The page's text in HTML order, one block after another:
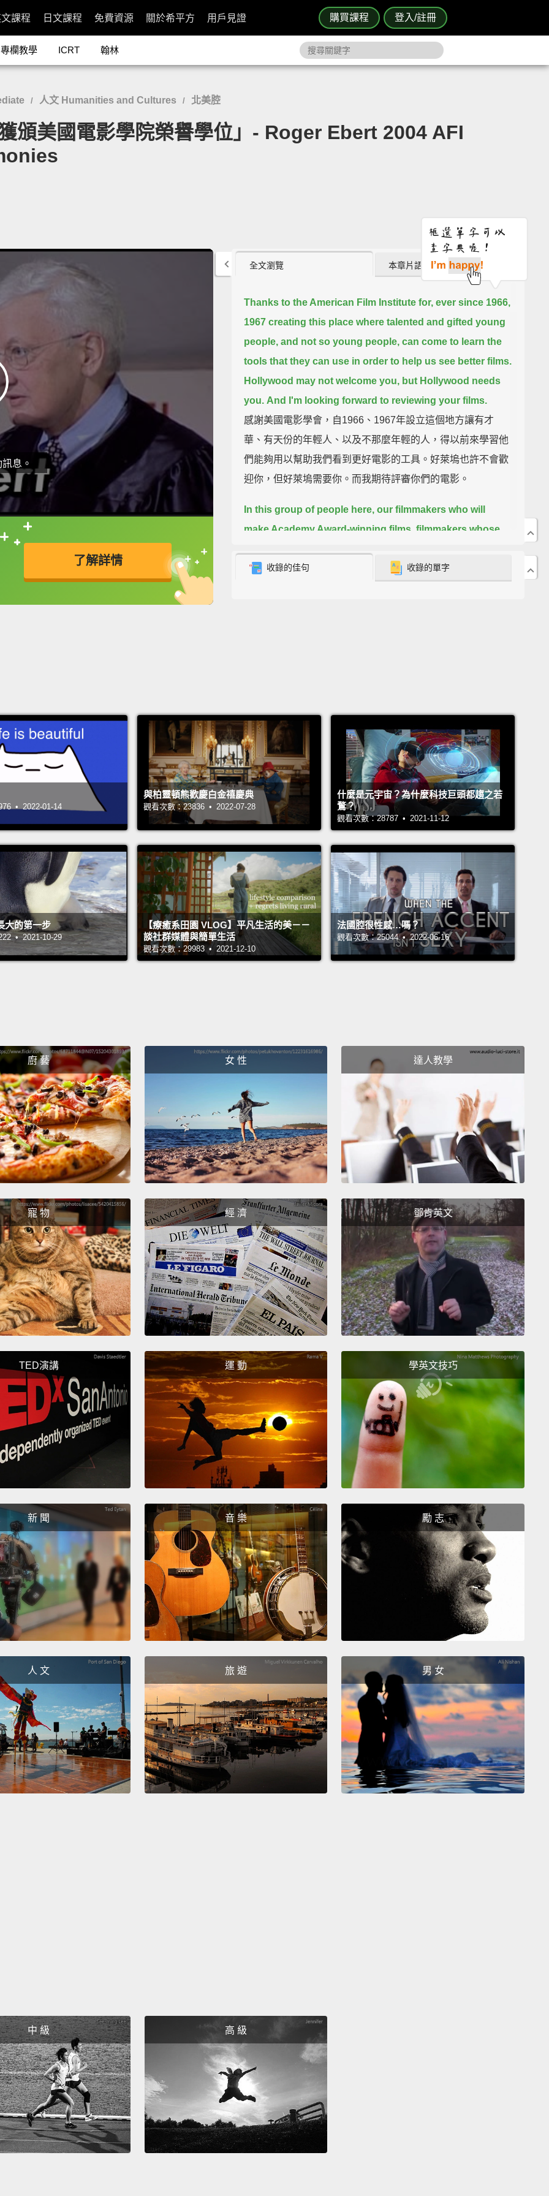
購買課程 登入/註冊
課程 日文課程 免費資源 關於希平方 用戶見證
專欄教學 ICRT 翰林
/ 人文 Humanities and Cultures / 北美腔
頒美國電影學院榮譽學位」- Roger Ebert 2004 AFI
息。
了解詳情
接查字典喔！
英
全文瀏覽 本章片語 (7)
Thanks to the American Film Institute for, ever since 1966,
1967 creating this place where talented and gifted young
people, and not so young people, can come to learn the
tools that they can use in order to help us see better films.
Hollywood may not welcome you, but Hollywood needs
you. And I'm looking forward to reviewing your films.
感謝美國電影學會，自1966、1967年設立這個地方讓有才
華、有天份的年輕人、以及不那麼年輕的人，得以前來學習他
們能夠用以幫助我們看到更好電影的工具。好萊塢也許不會歡
迎你，但好萊塢需要你。而我期待評審你們的電影。
In this group of people here, our filmmakers who will
make Academy Award-winning films, filmmakers whose
thousand, think if we could see any film at all, even a five-
作人，他們認為如果我們可以看到任何影片，甚至是第一千年
時看到一段五分鐘長的街頭監視器影片，還有我們所走過的上
個世紀，是第一個只要有人們想看，就能用影片記錄下來給他
們觀賞的世紀，所以...如果這樣的話，在我們全都走了之後，
你們就會記錄你們的時代和我們的時代。
And the motion picture is the most important art form ever
devised by the human race. That's because it is the art
form that creates more empathy than every other and
than any other. It creates our ability to step out of our own
shoes. One of the marks of civilization is to be able to
somehow step outside your own mind and your own
experience,
and understand what it is like to be a person
起所有其他以及任何其他形式都能產生更多同理心的藝術形
式。它建立我們跳出自身窠臼的能力。文明的影響之一就是，
能夠用某種方式去跨出你自己的想法和你自己的經驗，去了解
身為一個不同種族、不同年紀、不同性別、不同國籍的人是什
麼樣子，去有實質能力、有不同的信仰是什麼樣子。
And when I go to the movies, for two hours at least, I have
an out-of-body experience.
The movie is working for me
to some degree I'm that person on the screen. I forget my
social security number. I don't know where I parked the
car. I'm having vicariously an experience that happened
to someone else. And that makes me a better person or
can make me a better person.
當我去看電影，至少有兩個小時，我都有靈魂出竅的體驗。電
影對我來說在某種程度上讓我覺得我是螢幕上的人。我忘記我
的社會安全號碼。我不知道我把車停哪。我正感同身受般地擁
有發生在其它人身上的經歷。那讓我變成一個更好的人，或是
可以讓我變成一個更好的人。
And I sincerely believe that to see good films and to see
important films is one of the most profoundly civilized
experiences that we can have as people; that when we go
to the theater and empathize with those people who are
not ourselves, it makes us better people, more broad-
minded, more able to understand what's right with the
world and what's wrong with the world.
我由衷地相信欣賞好電影以及欣賞重要的電影是我們身為人類
所能擁有最深入的文明化體驗之一；當我們去電影院並移情於
那些不是我們自己的人們時，這讓我們變成更好的人、心胸更
寬闊、更能了解世界上的是非對錯。
Now there're also films that are unworthy.
There're films
thumbs-up to The Day After Tomorrow. I love the tidal
wave, right?
I mean, if you wanna see a Russian tanker
floating down fifth avenue, you've got to go see that film. I
mean that's...
也有些不值得一看的電影。有那些僅僅是娛樂性的電影，我是
說，我是那個給《明天過後》一個讚的人。我好愛那個海嘯，
對吧？我是說，如果你想要看一艘俄羅斯的油輪漂過第五大
週前做這件事，我們得在三週前寫這部片的影評，讓消息散布
出去，因為這是真正好電影。」
These small films, like this, these independent films get
lost.
advertising campaigns, and the word has to get out of
there. This is important.
這些小製作電影，像這種，這些獨立製作電影都被漠視了。他
收錄的佳句 收錄的單字
• 2022-01-14
與柏靈頓熊歡慶白金禧慶典
觀看次數：23836 • 2022-07-28
什麼是元宇宙？為什麼科技巨頭都趨之若
鶩？
觀看次數：28787 • 2021-11-12
大的第一步
• 2021-10-29
【療癒系田園 VLOG】平凡生活的美－－
談社群媒體與簡單生活
觀看次數：29983 • 2021-12-10
法國腔很性感…嗎？
觀看次數：25044 • 2022-06-16
廚 藝 女 性 達人教學
寵 物 經 濟 鄧肯英文
TED演講 運 動 學英文技巧
新 聞 音 樂 勵 志
人 文 旅 遊 男 女
中 級 高 級